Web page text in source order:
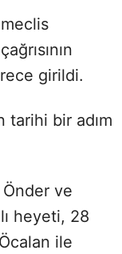
girildi.
bir adım
Önder ve
heyeti, 28
ile